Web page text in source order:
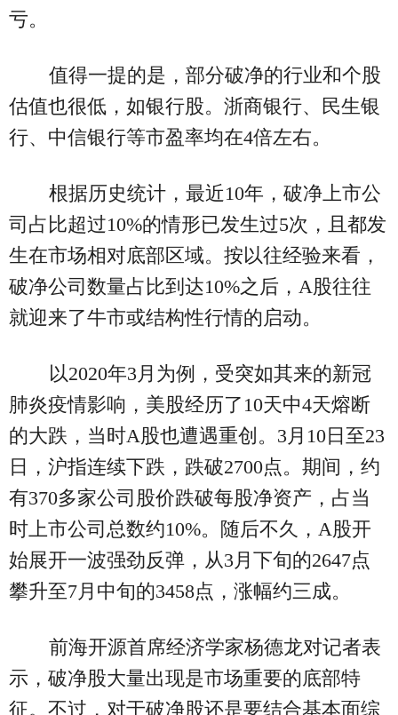
亏。
值得一提的是，部分破净的行业和个股
估值也很低，如银行股。浙商银行、民生银
行、中信银行等市盈率均在4倍左右。
根据历史统计，最近10年，破净上市公
司占比超过10%的情形已发生过5次，且都发
生在市场相对底部区域。按以往经验来看，
破净公司数量占比到达10%之后，A股往往
就迎来了牛市或结构性行情的启动。
以2020年3月为例，受突如其来的新冠
肺炎疫情影响，美股经历了10天中4天熔断
的大跌，当时A股也遭遇重创。3月10日至23
日，沪指连续下跌，跌破2700点。期间，约
有370多家公司股价跌破每股净资产，占当
时上市公司总数约10%。随后不久，A股开
始展开一波强劲反弹，从3月下旬的2647点
攀升至7月中旬的3458点，涨幅约三成。
前海开源首席经济学家杨德龙对记者表
示，破净股大量出现是市场重要的底部特
征。不过，对于破净股还是要结合基本面综